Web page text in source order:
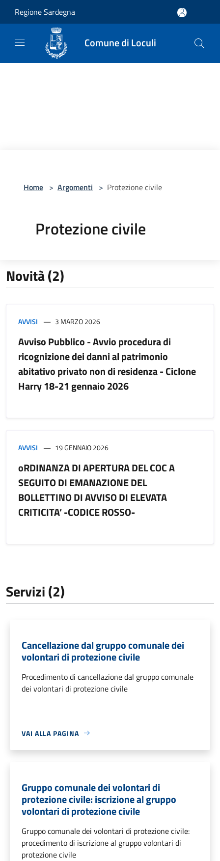
Regione Sardegna
Comune di Loculi
Home > Argomenti > Protezione civile
Protezione civile
Novità (2)
AVVISI 3 MARZO 2026
Avviso Pubblico - Avvio procedura di
ricognizione dei danni al patrimonio
abitativo privato non di residenza - Ciclone
Harry 18-21 gennaio 2026
AVVISI 19 GENNAIO 2026
oRDINANZA DI APERTURA DEL COC A
SEGUITO DI EMANAZIONE DEL
BOLLETTINO DI AVVISO DI ELEVATA
CRITICITA’ -CODICE ROSSO-
Servizi (2)
Cancellazione dal gruppo comunale dei
volontari di protezione civile
Procedimento di cancellazione dal gruppo comunale
dei volontari di protezione civile
VAI ALLA PAGINA
Gruppo comunale dei volontari di
protezione civile: iscrizione al gruppo
volontari di protezione civile
Gruppo comunale dei volontari di protezione civile:
procedimento di iscrizione al gruppo volontari di
protezione civile